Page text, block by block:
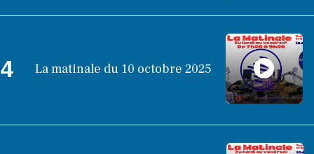
4 La matinale du 10 octobre 2025